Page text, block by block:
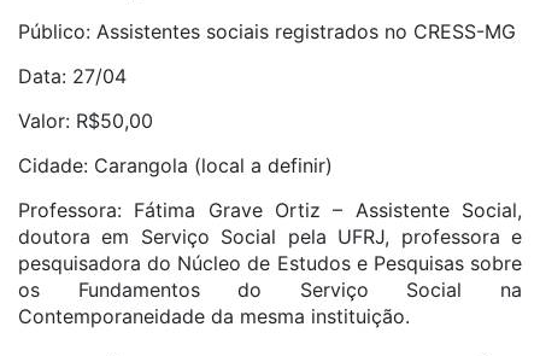
Público: Assistentes sociais registrados no CRESS-MG
Data: 27/04
Valor: R$50,00
Cidade: Carangola (local a definir)
Professora: Fátima Grave Ortiz – Assistente Social,
doutora em Serviço Social pela UFRJ, professora e
pesquisadora do Núcleo de Estudos e Pesquisas sobre
os Fundamentos do Serviço Social na
Contemporaneidade da mesma instituição.